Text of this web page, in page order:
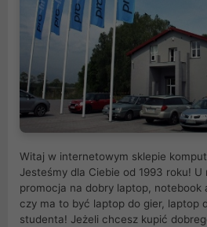
Witaj w internetowym sklepie
Jesteśmy dla Ciebie od 1993 roku!
promocja na dobry laptop, notebook
czy ma to być laptop do gier, laptop
studenta! Jeżeli chcesz kupić